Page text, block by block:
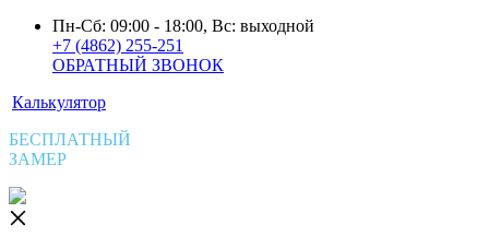
Пн-Сб: 09:00 - 18:00, Вс: выходной
+7 (4862) 255-251
ОБРАТНЫЙ ЗВОНОК
Калькулятор
БЕСПЛАТНЫЙ
ЗАМЕР